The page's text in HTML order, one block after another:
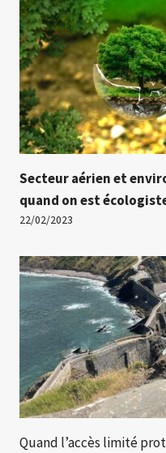
Secteur aérien et
quand on est
22/02/2023
Quand l’accès limité